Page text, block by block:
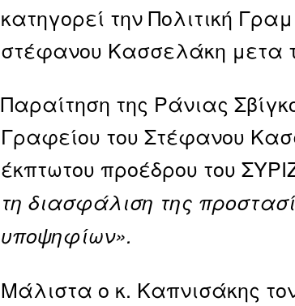
κατηγορεί την Πολιτική
στέφανου Κασσελάκη μετα
Παραίτηση της Ράνιας
Γραφείου του Στέφανου
έκπτωτου προέδρου του
τη διασφάλιση της
υποψηφίων».
Μάλιστα ο κ. Καπνισάκης